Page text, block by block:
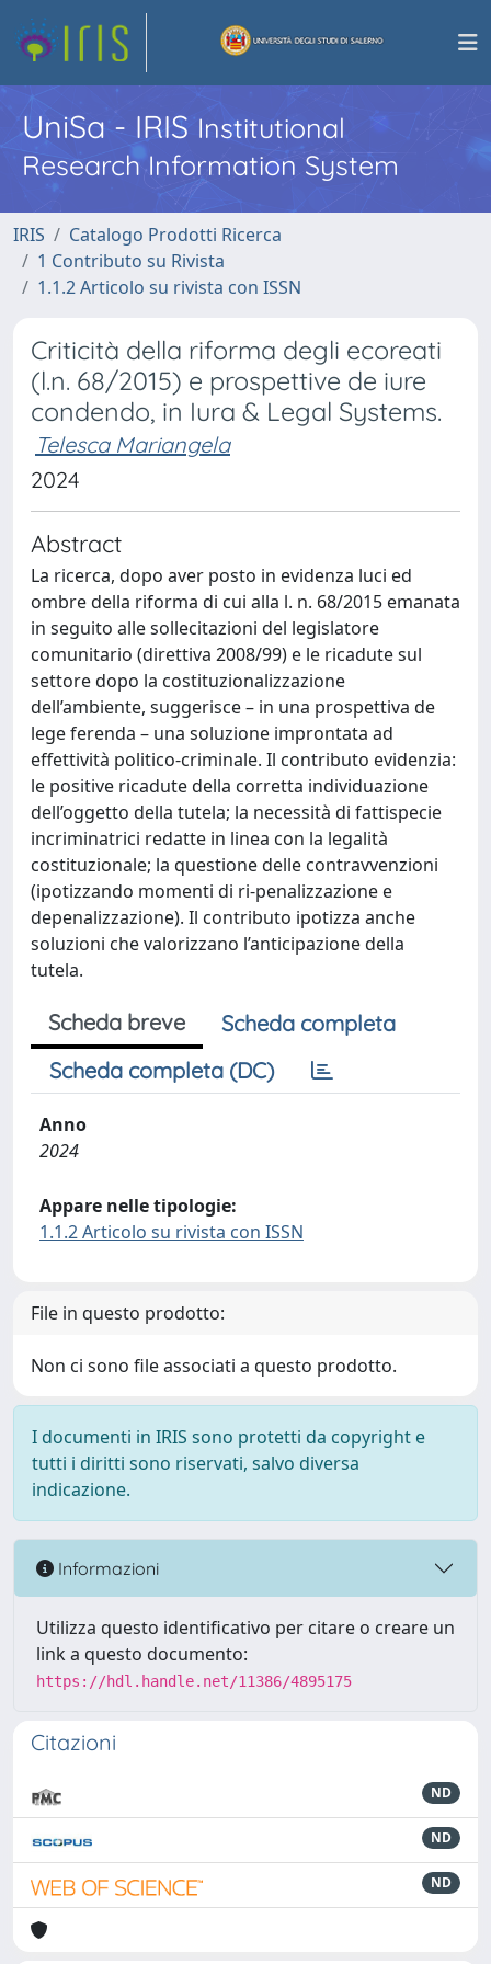
UniSa - IRISInstitutional
Research Information System
IRIS
Catalogo Prodotti Ricerca
1 Contributo su Rivista
1.1.2 Articolo su rivista con ISSN
Criticità della riforma degli ecoreati
(l.n. 68/2015) e prospettive de iure
condendo, in Iura & Legal Systems.
Telesca Mariangela
2024
Abstract
La ricerca, dopo aver posto in evidenza luci ed
ombre della riforma di cui alla l. n. 68/2015 emanata
in seguito alle sollecitazioni del legislatore
comunitario (direttiva 2008/99) e le ricadute sul
settore dopo la costituzionalizzazione
dell’ambiente, suggerisce – in una prospettiva de
lege ferenda – una soluzione improntata ad
effettività politico-criminale. Il contributo evidenzia:
le positive ricadute della corretta individuazione
dell’oggetto della tutela; la necessità di fattispecie
incriminatrici redatte in linea con la legalità
costituzionale; la questione delle contravvenzioni
(ipotizzando momenti di ri-penalizzazione e
depenalizzazione). Il contributo ipotizza anche
soluzioni che valorizzano l’anticipazione della
tutela.
Scheda breve
Scheda completa
Scheda completa (DC)
Anno
2024
Appare nelle tipologie:
1.1.2 Articolo su rivista con ISSN
File in questo prodotto:
Non ci sono file associati a questo prodotto.
I documenti in IRIS sono protetti da copyright e
tutti i diritti sono riservati, salvo diversa
indicazione.
Informazioni
Utilizza questo identificativo per citare o creare un
link a questo documento:
https://hdl.handle.net/11386/4895175
Citazioni
ND
ND
ND